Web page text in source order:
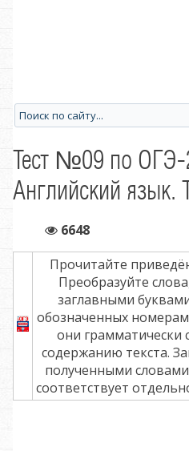
Тест №09 по ОГЭ-
Английский язык.
6648
Прочитайте
Преобразуйте
заглавными
обозначенных
они грамматически
содержанию текста.
полученными
соответствует